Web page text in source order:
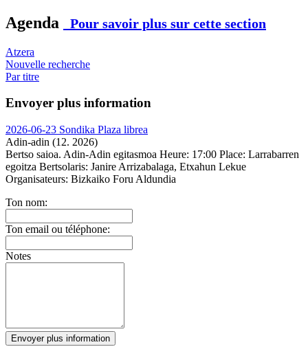
Agenda Pour savoir plus sur cette section
Atzera
Nouvelle recherche
Par titre
Envoyer plus information
2026-06-23 Sondika Plaza librea
Adin-adin (12. 2026)
Bertso saioa. Adin-Adin egitasmoa Heure: 17:00 Place: Larrabarren
egoitza Bertsolaris: Janire Arrizabalaga, Etxahun Lekue
Organisateurs: Bizkaiko Foru Aldundia
Ton nom:
Ton email ou téléphone:
Notes
Envoyer plus information